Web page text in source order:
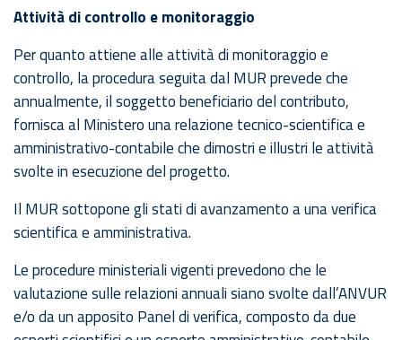
Attività di controllo e monitoraggio
Per quanto attiene alle attività di monitoraggio e
controllo, la procedura seguita dal MUR prevede che
annualmente, il soggetto beneficiario del contributo,
fornisca al Ministero una relazione tecnico-scientifica e
amministrativo-contabile che dimostri e illustri le attività
svolte in esecuzione del progetto.
Il MUR sottopone gli stati di avanzamento a una verifica
scientifica e amministrativa.
Le procedure ministeriali vigenti prevedono che le
valutazione sulle relazioni annuali siano svolte dall’ANVUR
e/o da un apposito Panel di verifica, composto da due